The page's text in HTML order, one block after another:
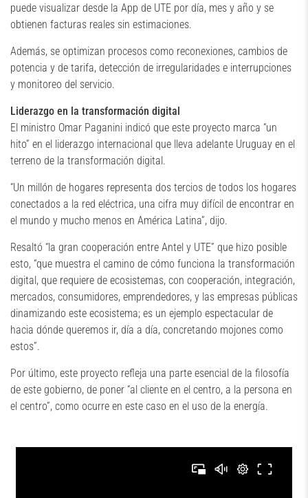
puede visualizar desde la App de UTE por día, mes y año y se
obtienen facturas reales sin estimaciones.
Además, se optimizan procesos como reconexiones, cambios de
potencia y de tarifa, detección de irregularidades e interrupciones
y monitoreo del servicio.
Liderazgo en la transformación digital
El ministro Omar Paganini indicó que este proyecto marca “un
hito” en el liderazgo internacional que lleva adelante Uruguay en el
terreno de la transformación digital.
“Un millón de hogares representa dos tercios de todos los hogares
conectados a la red eléctrica, una cifra muy difícil de encontrar en
el mundo y mucho menos en América Latina”, dijo.
Resaltó “la gran cooperación entre Antel y UTE” que hizo posible
esto, “que muestra el camino de cómo funciona la transformación
digital, que requiere de ecosistemas, con cooperación, integración,
mercados, consumidores, emprendedores, y las empresas públicas
dinamizando este ecosistema; es un ejemplo espectacular de
hacia dónde queremos ir, día a día, concretando mojones como
estos”.
Por último, este proyecto refleja una parte esencial de la filosofía
de este gobierno, de poner “al cliente en el centro, a la persona en
el centro”, como ocurre en este caso en el uso de la energía.